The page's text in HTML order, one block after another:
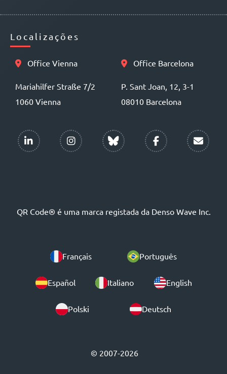
Localizações
Office Vienna
Mariahilfer Straße 7/2
1060 Vienna
Office Barcelona
P. Sant Joan, 12, 3-1
08010 Barcelona
QR Code® é uma marca registada da Denso Wave Inc.
Français Português
Español Italiano English
Polski Deutsch
© 2007-2026